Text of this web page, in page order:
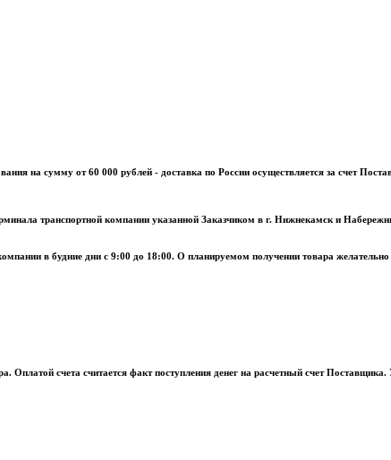
на сумму от 60 000 рублей - доставка по России осуществляется за счет
транспортной компании указанной Заказчиком в г. Нижнекамск и
в будние дни с 9:00 до 18:00. О планируемом получении товара
Оплатой счета считается факт поступления денег на расчетный счет